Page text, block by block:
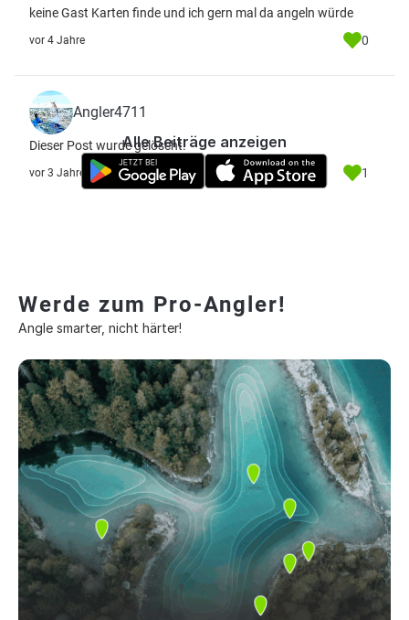
keine Gast Karten finde und ich gern mal da angeln würde
vor 4 Jahre 0
Angler4711
Dieser Post wurde gelöscht.
vor 3 Jahre 1
Alle Beiträge anzeigen
Werde zum Pro-Angler!
Angle smarter, nicht härter!